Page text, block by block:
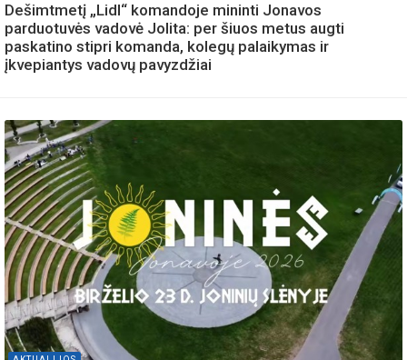
Dešimtmetį „Lidl“ komandoje mininti Jonavos
parduotuvės vadovė Jolita: per šiuos metus augti
paskatino stipri komanda, kolegų palaikymas ir
įkvepiantys vadovų pavyzdžiai